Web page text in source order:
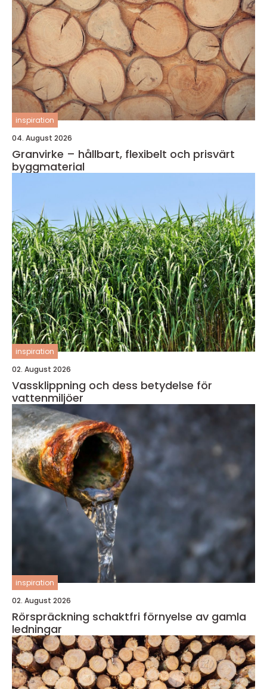
inspiration
04. August 2026
Granvirke – hållbart, flexibelt och prisvärt
byggmaterial
inspiration
02. August 2026
Vassklippning och dess betydelse för
vattenmiljöer
inspiration
02. August 2026
Rörspräckning schaktfri förnyelse av gamla
ledningar